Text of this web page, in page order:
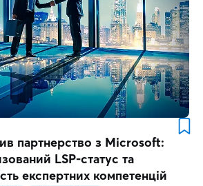
партнерство з Microsoft:
LSP-статус та
експертних компетенцій